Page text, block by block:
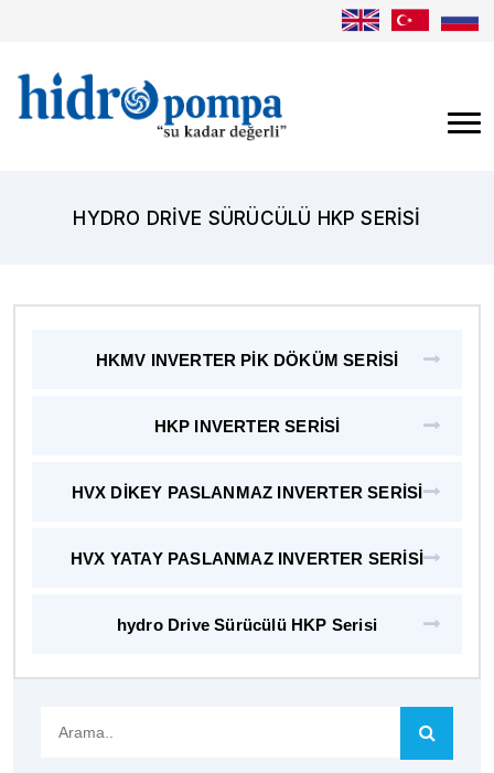
HYDRO DRIVE SÜRÜCÜLÜ HKP SERISI
HKMV INVERTER PİK DÖKÜM SERİSİ
HKP INVERTER SERİSİ
HVX DİKEY PASLANMAZ INVERTER SERİSİ
HVX YATAY PASLANMAZ INVERTER SERİSİ
hydro Drive Sürücülü HKP Serisi